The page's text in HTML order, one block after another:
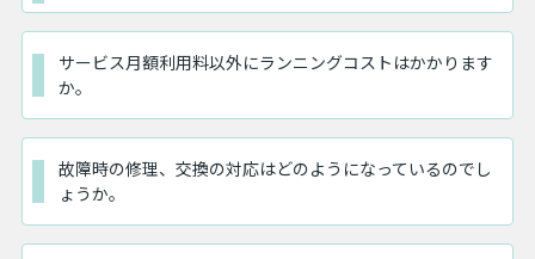
サービス月額利用料以外にランニングコストはかかります
か。
故障時の修理、交換の対応はどのようになっているのでし
ょうか。